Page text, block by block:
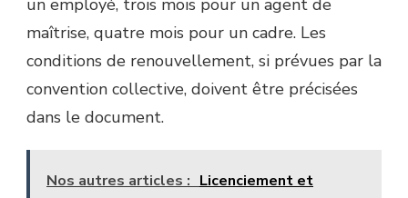
un employé, trois mois pour un agent de
maîtrise, quatre mois pour un cadre. Les
conditions de renouvellement, si prévues par la
convention collective, doivent être précisées
dans le document.
Nos autres articles : Licenciement et